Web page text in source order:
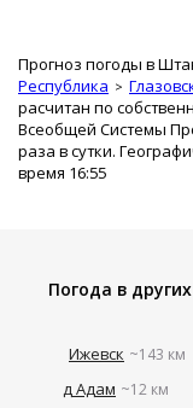
Прогноз погоды в
Республика
расчитан по
Всеобщей Системы
раза в сутки.
время 16:55
Погода в
Ижевск ~143 км
д Адам ~12 км